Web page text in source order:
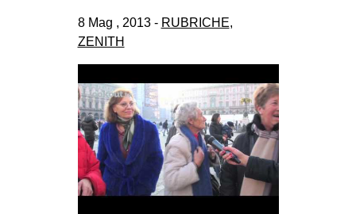
CSOA LAMBRETTA
STUDENTI TSUNAMI
ZAM
MILANO
8 Mag , 2013 - RUBRICHE,
ZENITH